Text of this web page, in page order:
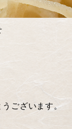
ございます。